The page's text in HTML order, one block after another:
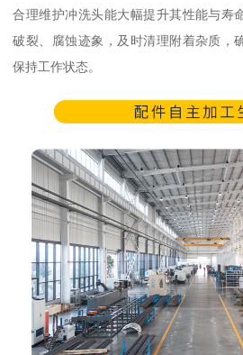
合理维护冲洗头能大幅提升其性能与寿
破裂、腐蚀迹象，及时清理附着杂质，
保持工作状态。